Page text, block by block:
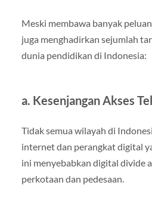
Meski membawa banyak
juga menghadirkan sejumlah
dunia pendidikan di Indonesia:
a. Kesenjangan Akses
Tidak semua wilayah di
internet dan perangkat digital
ini menyebabkan digital divide
perkotaan dan pedesaan.